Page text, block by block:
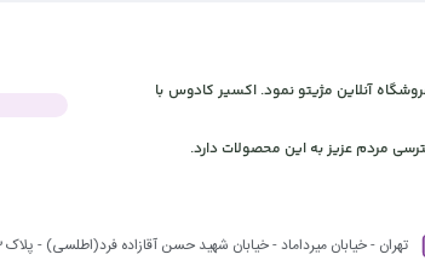
فروشگاه آنلاین مژیتو نمود. اکسیر کادوس با
مردم عزیز به این محصولات دارد.
تهران - خیابان میرداماد - خیابان شهید حسن آقازاده فرد(اطلسی) - پلاک 3